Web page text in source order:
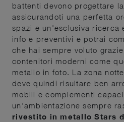
battenti devono progettare
assicurandoti una perfetta
spazi e un'esclusiva ricerca
info e preventivi e potrai
che hai sempre voluto
contenitori moderni come
metallo in foto. La zona
deve quindi risultare ben
mobili e complementi
un'ambientazione sempre
rivestito in metallo Stars